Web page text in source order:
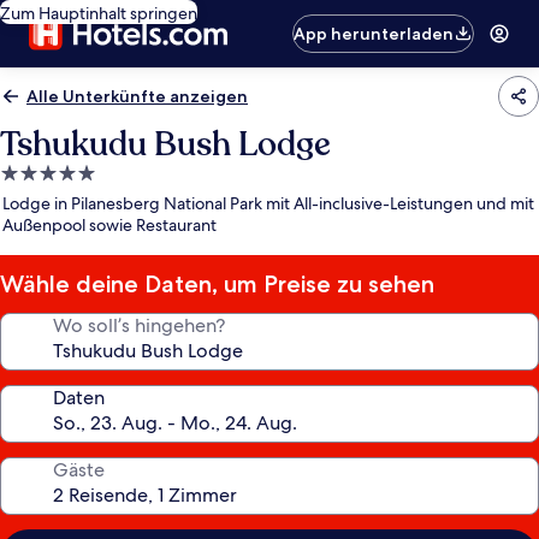
Zum Hauptinhalt springen
App herunterladen
Alle Unterkünfte anzeigen
Tshukudu Bush Lodge
5.0-
Sterne-
Unterkunft
Lodge in Pilanesberg National Park mit All-inclusive-Leistungen und mit
Außenpool sowie Restaurant
Wähle deine Daten, um Preise zu sehen
Wo soll’s hingehen?
Daten
Gäste